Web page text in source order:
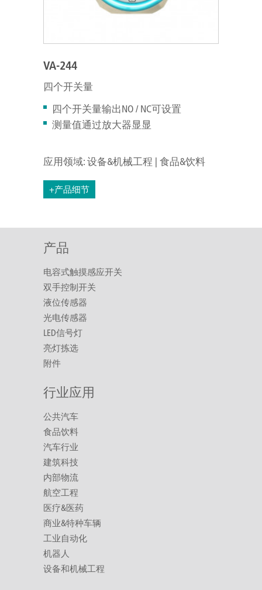
VA-244
四个开关量
四个开关量输出NO / NC可设置
测量值通过放大器显显
应用领域: 设备&机械工程 | 食品&饮料
+产品细节
产品
电容式触摸感应开关
双手控制开关
液位传感器
光电传感器
LED信号灯
亮灯拣选
附件
行业应用
公共汽车
食品饮料
汽车行业
建筑科技
内部物流
航空工程
医疗&医药
商业&特种车辆
工业自动化
机器人
设备和机械工程